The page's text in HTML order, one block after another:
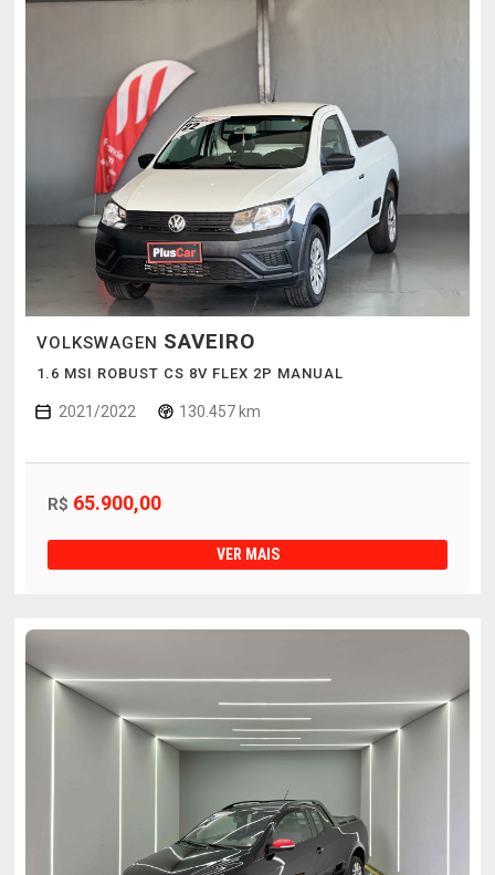
VOLKSWAGEN SAVEIRO
1.6 MSI ROBUST CS 8V FLEX 2P MANUAL
2021/2022 130.457 km
R$ 65.900,00
VER MAIS